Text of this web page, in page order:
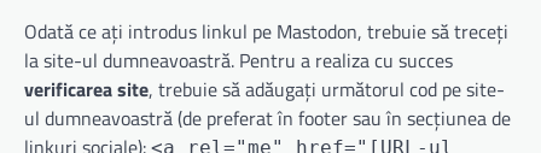
Odată ce ați introdus linkul pe Mastodon, trebuie să treceți
la site-ul dumneavoastră. Pentru a realiza cu succes
verificarea site, trebuie să adăugați următorul cod pe site-
ul dumneavoastră (de preferat în footer sau în secțiunea de
linkuri sociale): <a rel="me" href="[URL-ul